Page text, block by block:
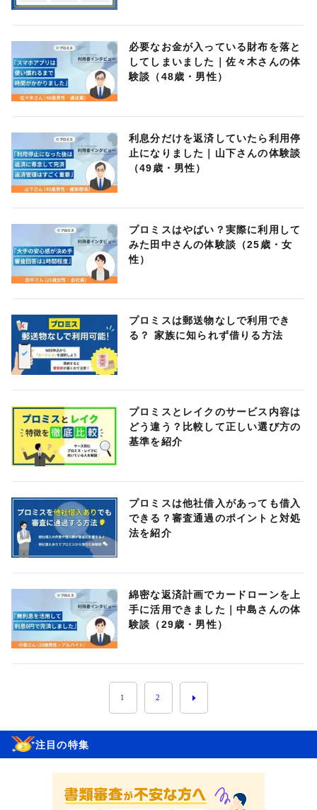
必要なお金が入っている財布を落と
してしまいました｜佐々木さんの体
験談（48歳・男性）
利息分だけを返済していたら利用停
止になりました｜山下さんの体験談
（49歳・男性）
プロミスはやばい？実際に利用して
みた田中さんの体験談（25歳・女
性）
プロミスは郵送物なしで利用でき
る？ 家族に知られず借りる方法
プロミスとレイクのサービス内容は
どう違う？比較して正しい選び方の
基準を紹介
プロミスは他社借入があっても借入
できる？審査通過のポイントと対処
法を紹介
綿密な返済計画でカードローンを上
手に活用できました｜中島さんの体
験談（29歳・男性）
1 2
注目の特集